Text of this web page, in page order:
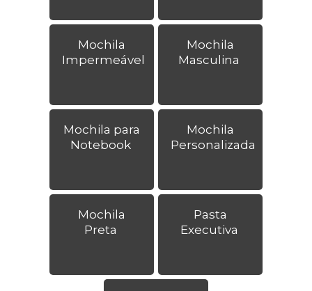
Mochila
Impermeável
Mochila
Masculina
Mochila para
Notebook
Mochila
Personalizada
Mochila
Preta
Pasta
Executiva